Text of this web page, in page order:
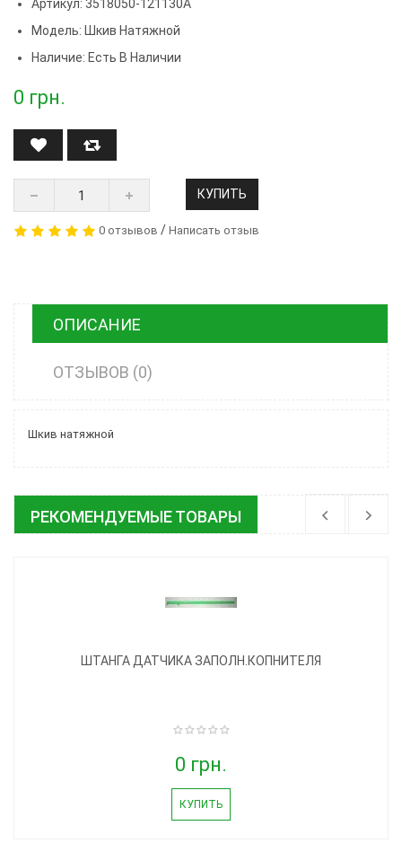
Артикул: 3518050-121130А
Модель: Шкив Натяжной
Наличие: Есть В Наличии
0 грн.
КУПИТЬ
0 отзывов / Написать отзыв
ОПИСАНИЕ
ОТЗЫВОВ (0)
Шкив натяжной
РЕКОМЕНДУЕМЫЕ ТОВАРЫ
ШТАНГА ДАТЧИКА ЗАПОЛН.КОПНИТЕЛЯ
0 грн.
КУПИТЬ